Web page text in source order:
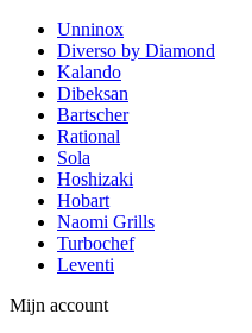
Unninox
Diverso by Diamond
Kalando
Dibeksan
Bartscher
Rational
Sola
Hoshizaki
Hobart
Naomi Grills
Turbochef
Leventi
Mijn account